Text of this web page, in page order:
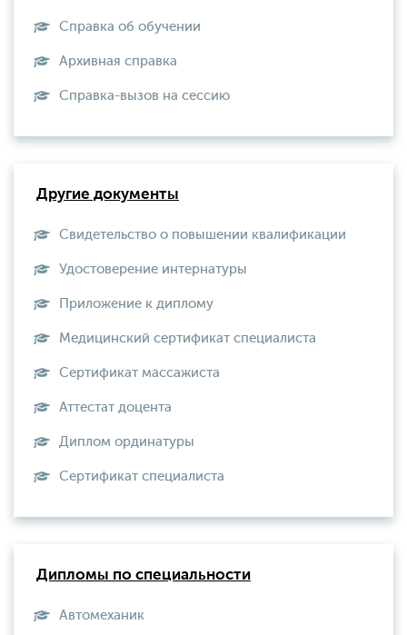
Справка об обучении
Архивная справка
Справка-вызов на сессию
Другие документы
Свидетельство о повышении квалификации
Удостоверение интернатуры
Приложение к диплому
Медицинский сертификат специалиста
Сертификат массажиста
Аттестат доцента
Диплом ординатуры
Сертификат специалиста
Дипломы по специальности
Автомеханик